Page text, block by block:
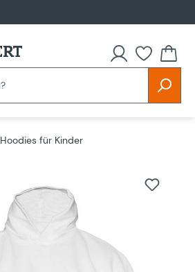
Hoodies für Kinder